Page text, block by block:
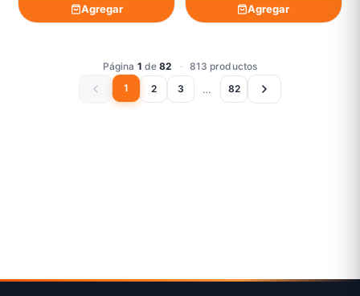
Agregar Agregar
Página 1 de82 ·
813 productos
1
2 3 … 82